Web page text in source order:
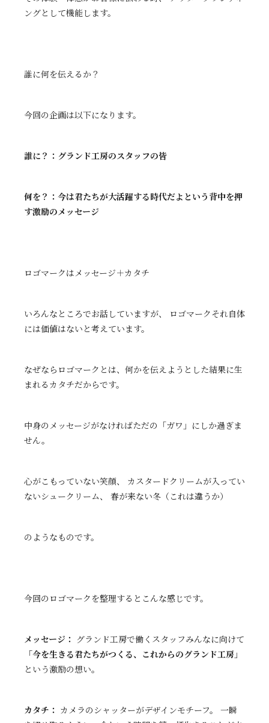
ングとして機能します。
誰に何を伝えるか？
今回の企画は以下になります。
誰に？：グランド工房のスタッフの皆
何を？：今は君たちが大活躍する時代だよという背中を押
す激励のメッセージ
ロゴマークはメッセージ＋カタチ
いろんなところでお話していますが、 ロゴマークそれ自体
には価値はないと考えています。
なぜならロゴマークとは、何かを伝えようとした結果に生
まれるカタチだからです。
中身のメッセージがなければただの「ガワ」にしか過ぎま
せん。
心がこもっていない笑顔、 カスタードクリームが入ってい
ないシュークリーム、 春が来ない冬（これは違うか）
のようなものです。
今回のロゴマークを整理するとこんな感じです。
メッセージ： グランド工房で働くスタッフみんなに向けて
「今を生きる君たちがつくる、これからのグランド工房」
という激励の想い。
カタチ： カメラのシャッターがデザインモチーフ。 一瞬